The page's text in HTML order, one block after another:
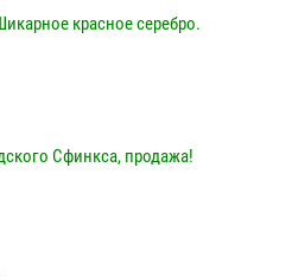
красное серебро.
Сфинкса, продажа!